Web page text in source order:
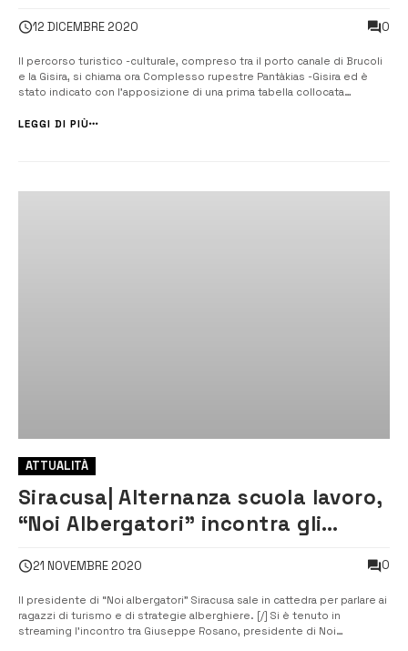
12 DICEMBRE 2020 0
Il percorso turistico -culturale, compreso tra il porto canale di Brucoli
e la Gisira, si chiama ora Complesso rupestre Pantàkias -Gisira ed è
stato indicato con l’apposizione di una prima tabella collocata
giorni anche per consentire ai visitatori forestieri di rag...
LEGGI DI PIÙ
ATTUALITÀ
Siracusa| Alternanza scuola lavoro,
“Noi Albergatori” incontra gli
21 NOVEMBRE 2020 0
Il presidente di “Noi albergatori” Siracusa sale in cattedra per parlare ai
ragazzi di turismo e di strategie alberghiere. [/] Si è tenuto in
streaming l’incontro tra Giuseppe Rosano, presidente di Noi